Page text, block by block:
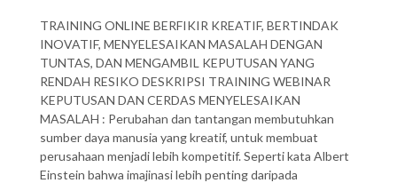
TRAINING ONLINE BERFIKIR KREATIF, BERTINDAK
INOVATIF, MENYELESAIKAN MASALAH DENGAN
TUNTAS, DAN MENGAMBIL KEPUTUSAN YANG
RENDAH RESIKO DESKRIPSI TRAINING WEBINAR
KEPUTUSAN DAN CERDAS MENYELESAIKAN
MASALAH : Perubahan dan tantangan membutuhkan
sumber daya manusia yang kreatif, untuk membuat
perusahaan menjadi lebih kompetitif. Seperti kata Albert
Einstein bahwa imajinasi lebih penting daripada